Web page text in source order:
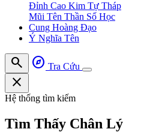
Đỉnh Cao Kim Tự Tháp
Mũi Tên Thần Số Học
Cung Hoàng Đạo
Ý Nghĩa Tên
search explore Tra Cứu
close
Hệ thống tìm kiếm
Tìm Thấy Chân Lý